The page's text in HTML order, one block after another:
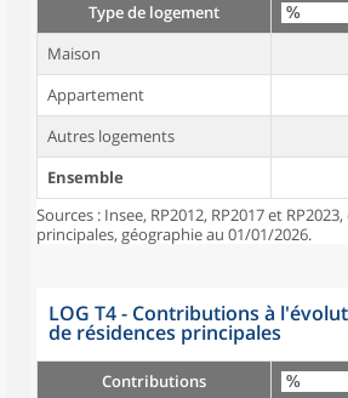
Type de logement
Maison
Appartement
Autres logements
Ensemble
Sources : Insee, RP2012, RP2017 et
principales, géographie au 01/01/2026.
LOG T4 - Contributions à
de résidences principales
Contributions